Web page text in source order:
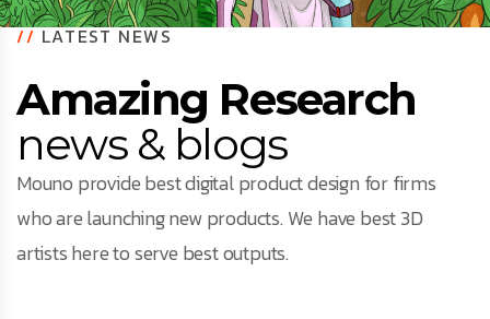
//LATEST NEWS
Amazing Research
news & blogs
Mouno provide best digital product design for firms
who are launching new products. We have best 3D
artists here to serve best outputs.